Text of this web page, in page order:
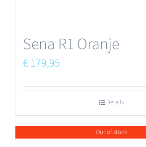
Sena R1 Oranje
€179,95
Details
Out of stock